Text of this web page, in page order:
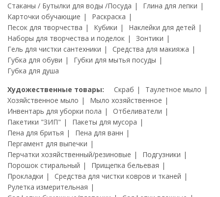
Стаканы / Бутылки для воды /Посуда
Глина для лепки
Карточки обучающие
Раскраска
Песок для творчества
Кубики
Наклейки для детей
Наборы для творчества и поделок
Зонтики
Гель для чистки сантехники
Средства для макияжа
Губка для обуви
Губки для мытья посуды
Губка для душа
Художественные товары:
Скраб
Таулетное мыло
Хозяйственное мыло
Мыло хозяйственное
Инвентарь для уборки пола
Отбеливатели
Пакетики "ЗИП"
Пакеты для мусора
Пена для бритья
Пена для ванн
Пергамент для выпечки
Перчатки хозяйственный/резиновые
Подгузники
Порошок стиральный
Прищепка бельевая
Прокладки
Средства для чистки ковров и тканей
Рулетка измерительная